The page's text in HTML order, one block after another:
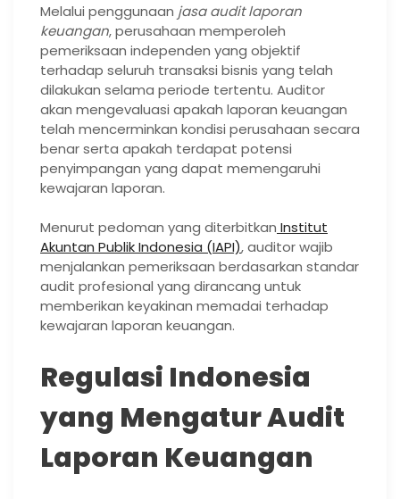
Melalui penggunaan jasa audit laporan
keuangan, perusahaan memperoleh
pemeriksaan independen yang objektif
terhadap seluruh transaksi bisnis yang telah
dilakukan selama periode tertentu. Auditor
akan mengevaluasi apakah laporan keuangan
telah mencerminkan kondisi perusahaan secara
benar serta apakah terdapat potensi
penyimpangan yang dapat memengaruhi
kewajaran laporan.
Menurut pedoman yang diterbitkan Institut
Akuntan Publik Indonesia (IAPI), auditor wajib
menjalankan pemeriksaan berdasarkan standar
audit profesional yang dirancang untuk
memberikan keyakinan memadai terhadap
kewajaran laporan keuangan.
Regulasi Indonesia
yang Mengatur Audit
Laporan Keuangan